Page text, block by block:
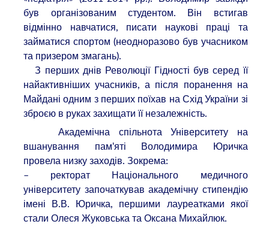
був організованим студентом. Він встигав
відмінно навчатися, писати наукові праці та
займатися спортом (неодноразово був учасником
та призером змагань).
З перших днів Революції Гідності був серед її
найактивніших учасників, а після поранення на
Майдані одним з перших поїхав на Схід України зі
зброєю в руках захищати її незалежність.
Академічна спільнота Університету на
вшанування пам'яті Володимира Юричка
провела низку заходів. Зокрема:
– ректорат Національного медичного
університету започаткував академічну стипендію
імені В.В. Юричка, першими лауреатками якої
стали Олеся Жуковська та Оксана Михайлюк.